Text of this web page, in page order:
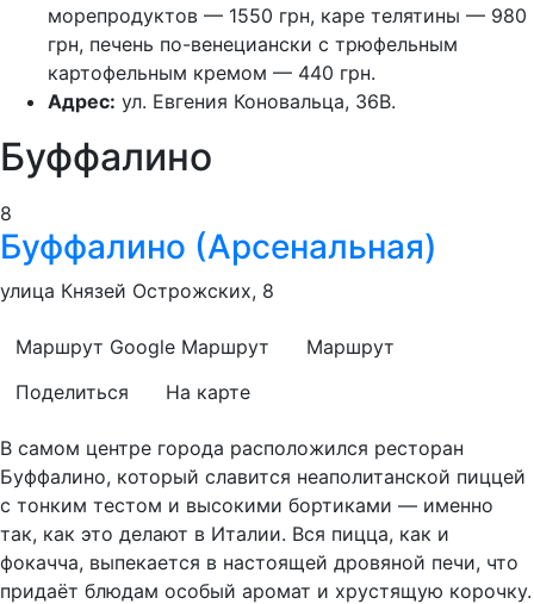
морепродуктов — 1550 грн, каре телятины — 980
грн, печень по-венециански с трюфельным
картофельным кремом — 440 грн.
Адрес: ул. Евгения Коновальца, 36В.
Буффалино
8
Буффалино (Арсенальная)
улица Князей Острожских, 8
Маршрут Google Маршрут
Маршрут
Поделиться
На карте
В самом центре города расположился ресторан
Буффалино, который славится неаполитанской пиццей
с тонким тестом и высокими бортиками — именно
так, как это делают в Италии. Вся пицца, как и
фокачча, выпекается в настоящей дровяной печи, что
придаёт блюдам особый аромат и хрустящую корочку.